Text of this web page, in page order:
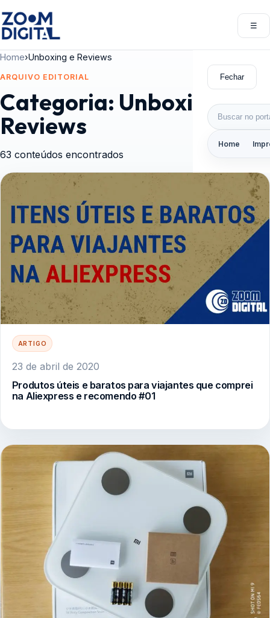
☰
Fechar
Buscar por:
Home
Home›Unboxing e Reviews
ARQUIVO EDITORIAL
Categoria: Unboxing e
Reviews
63 conteúdos encontrados
ARTIGO
23 de abril de 2020
Produtos úteis e baratos para viajantes que comprei
na Aliexpress e recomendo #01